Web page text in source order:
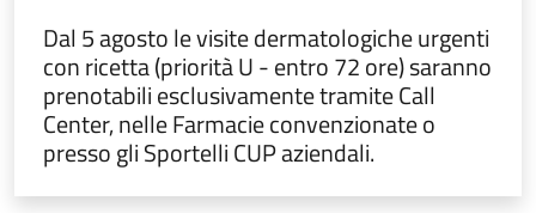
Dal 5 agosto le visite dermatologiche urgenti
con ricetta (priorità U - entro 72 ore) saranno
prenotabili esclusivamente tramite Call
Center, nelle Farmacie convenzionate o
presso gli Sportelli CUP aziendali.